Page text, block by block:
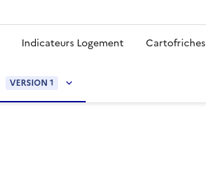
Indicateurs Logement Cartofriches
VERSION 1